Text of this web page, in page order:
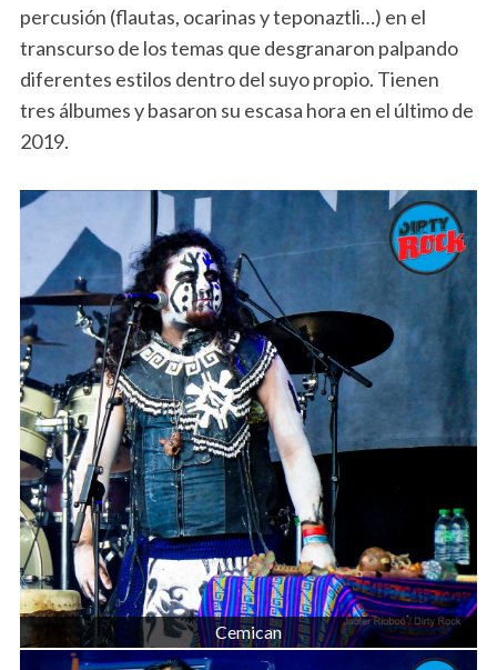
percusión (flautas, ocarinas y teponaztli…) en el
transcurso de los temas que desgranaron palpando
diferentes estilos dentro del suyo propio. Tienen
tres álbumes y basaron su escasa hora en el último de
2019.
Cemican